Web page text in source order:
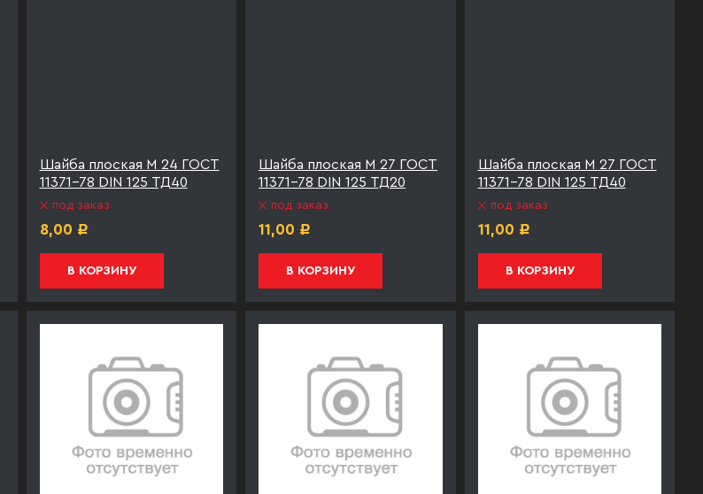
Шайба плоская М 24 ГОСТ
11371-78 DIN 125 ТД40
под заказ
8,00 Р
В КОРЗИНУ
Шайба плоская М 27 ГОСТ
11371-78 DIN 125 ТД20
под заказ
11,00 Р
В КОРЗИНУ
Шайба плоская М 27 ГОСТ
11371-78 DIN 125 ТД40
под заказ
11,00 Р
В КОРЗИНУ